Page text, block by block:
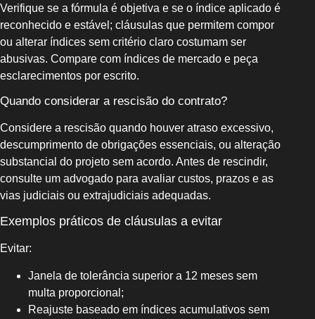
Verifique se a fórmula é objetiva e se o índice aplicado é
reconhecido e estável; cláusulas que permitem compor
ou alterar índices sem critério claro costumam ser
abusivas. Compare com índices de mercado e peça
esclarecimentos por escrito.
Quando considerar a rescisão do contrato?
Considere a rescisão quando houver atraso excessivo,
descumprimento de obrigações essenciais, ou alteração
substancial do projeto sem acordo. Antes de rescindir,
consulte um advogado para avaliar custos, prazos e as
vias judiciais ou extrajudiciais adequadas.
Exemplos práticos de cláusulas a evitar
Evitar:
Janela de tolerância superior a 12 meses sem
multa proporcional;
Reajuste baseado em índices acumulativos sem